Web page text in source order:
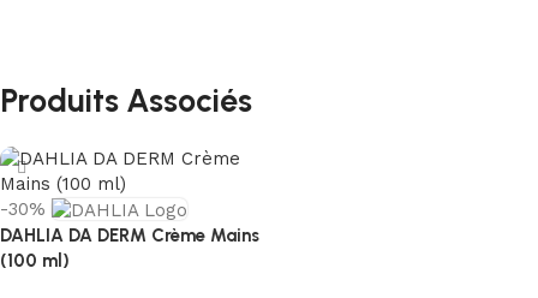
Produits Associés
-30%
DAHLIA DA DERM Crème Mains
(100 ml)